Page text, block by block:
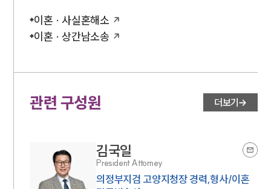
이혼 · 사실혼해소
이혼 · 상간남소송
관련 구성원 더보기
김국일
President Attorney
의정부지검 고양지청장 경력,형사/이혼